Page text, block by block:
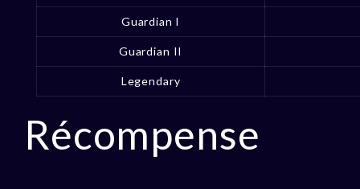
Guardian I
Guardian II
Legendary
Récompense